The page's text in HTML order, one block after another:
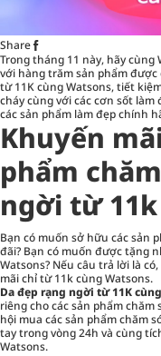
Share
Trong tháng 11 này, hãy cùng
với hàng trăm sản phẩm được
từ 11K cùng Watsons, tiết
cháy cùng với các cơn sốt
các sản phẩm làm đẹp chính
Khuyến
phẩm
ngời từ 11k
Bạn có muốn sở hữu các sản
đãi? Bạn có muốn được tặng
Watsons? Nếu câu trả lời là
mãi chỉ từ 11k cùng Watsons.
Da đẹp rạng ngời từ 11K
riêng cho các sản phẩm chăm
hội mua các sản phẩm chăm
tay trong vòng 24h và cùng
Watsons.